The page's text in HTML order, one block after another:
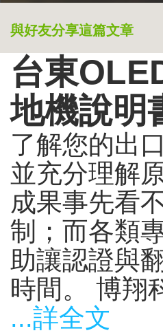
與好友分享這篇文章
台東
地機說明
了解您的出
並充分理解
成果事先看
制；而各類
助讓認證與
時間。 博翔
...詳全文